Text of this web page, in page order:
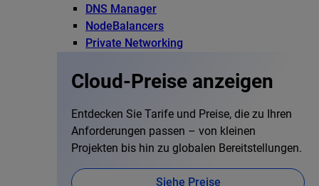
DNS Manager
NodeBalancers
Private Networking
Cloud-Preise anzeigen
Entdecken Sie Tarife und Preise, die zu Ihren
Anforderungen passen – von kleinen
Projekten bis hin zu globalen Bereitstellungen.
Siehe Preise